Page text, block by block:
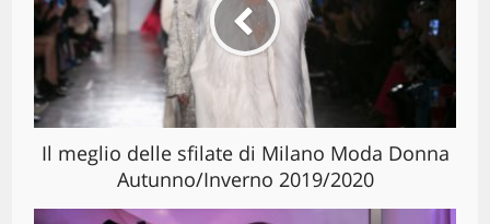
Il meglio delle sfilate di Milano Moda Donna
Autunno/Inverno 2019/2020